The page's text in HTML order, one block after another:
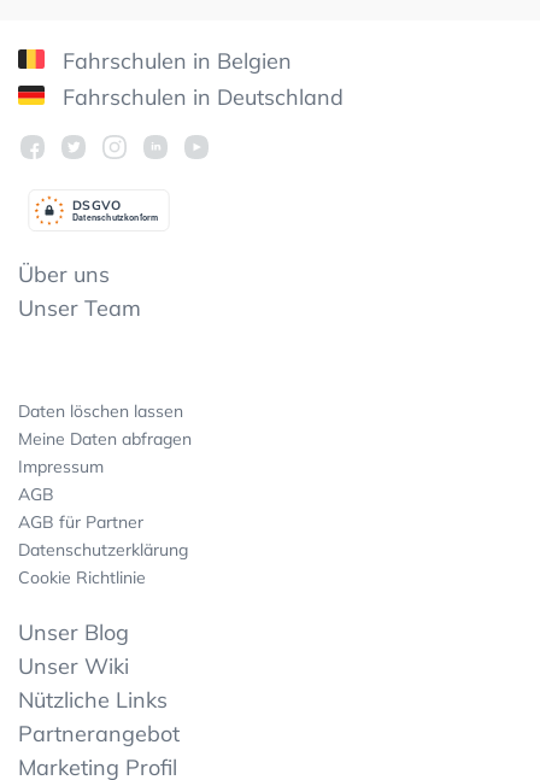
Fahrschulen in Belgien
Fahrschulen in Deutschland
Datenschutzkonform
DSGVO
Über uns
Unser Team
Daten löschen lassen
Meine Daten abfragen
Impressum
AGB
AGB für Partner
Datenschutzerklärung
Cookie Richtlinie
Unser Blog
Unser Wiki
Nützliche Links
Partnerangebot
Marketing Profil